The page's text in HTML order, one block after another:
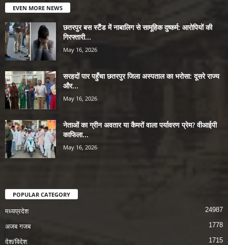
EVEN MORE NEWS
छतरपुर बस स्टैंड में नाबालिग से सामूहिक दुष्कर्म: आरोपियों की
गिरफ्तारी...
May 16, 2026
सरहदों पार पहुँचा छतरपुर जिला अस्पताल का भरोसा: दूसरे राज्य
और...
May 16, 2026
नेताओं का ग्रीन अवतार या कैमरों वाला पर्यावरण प्रेम? वीआईपी
काफिला...
May 16, 2026
POPULAR CATEGORY
मध्यप्रदेश 24987
अजब गजब 1778
देश/विदेश 1715